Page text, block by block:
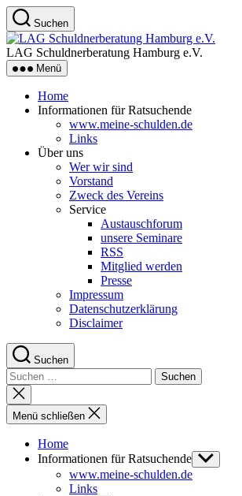
Zum
Inhalt
springen
Suchen
LAG Schuldnerberatung Hamburg e.V.
Menü
Home
Informationen für Ratsuchende
www.meine-schulden.de
Links
Über uns
Wer wir sind
Vorstand
Zweck des Vereins
Service
Austauschforum
unsere Seminare
RSS
Mitglied werden
Presse
Impressum
Datenschutzerklärung
Disclaimer
Suchen
Suchen
nach:
Suche
schließen
Menü schließen
Home
Informationen für Ratsuchende Untermenü
anzeigen
www.meine-schulden.de
Links